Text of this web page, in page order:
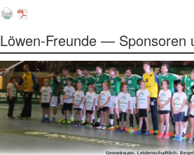
Löwen-Freunde — Sponsoren